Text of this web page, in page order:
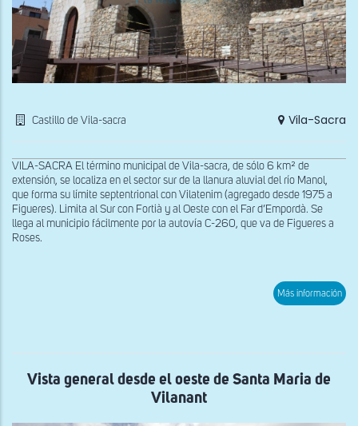
Castillo de Vila-sacra Vila-Sacra
VILA-SACRA El término municipal de Vila-sacra, de sólo 6 km² de
extensión, se localiza en el sector sur de la llanura aluvial del río Manol,
que forma su límite septentrional con Vilatenim (agregado desde 1975 a
Figueres). Limita al Sur con Fortià y al Oeste con el Far d’Empordà. Se
llega al municipio fácilmente por la autovía C-260, que va de Figueres a
Roses.
Más información
Vista general desde el oeste de Santa Maria de
Vilanant